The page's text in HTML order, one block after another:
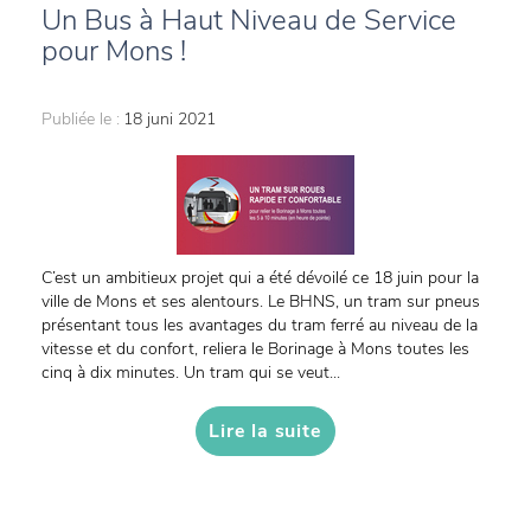
Un Bus à Haut Niveau de Service
pour Mons !
Publiée le : 18 juni 2021
C’est un ambitieux projet qui a été dévoilé ce 18 juin pour la
ville de Mons et ses alentours. Le BHNS, un tram sur pneus
présentant tous les avantages du tram ferré au niveau de la
vitesse et du confort, reliera le Borinage à Mons toutes les
cinq à dix minutes. Un tram qui se veut...
Lire la suite